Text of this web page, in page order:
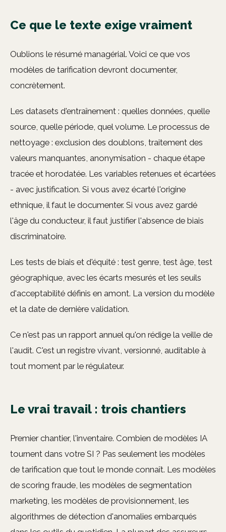
Ce que le texte exige vraiment
Oublions le résumé managérial. Voici ce que vos
modèles de tarification devront documenter,
concrètement.
Les datasets d'entraînement : quelles données, quelle
source, quelle période, quel volume. Le processus de
nettoyage : exclusion des doublons, traitement des
valeurs manquantes, anonymisation - chaque étape
tracée et horodatée. Les variables retenues et écartées
- avec justification. Si vous avez écarté l'origine
ethnique, il faut le documenter. Si vous avez gardé
l'âge du conducteur, il faut justifier l'absence de biais
discriminatoire.
Les tests de biais et d'équité : test genre, test âge, test
géographique, avec les écarts mesurés et les seuils
d'acceptabilité définis en amont. La version du modèle
et la date de dernière validation.
Ce n'est pas un rapport annuel qu'on rédige la veille de
l'audit. C'est un registre vivant, versionné, auditable à
tout moment par le régulateur.
Le vrai travail : trois chantiers
Premier chantier, l'inventaire. Combien de modèles IA
tournent dans votre SI ? Pas seulement les modèles
de tarification que tout le monde connaît. Les modèles
de scoring fraude, les modèles de segmentation
marketing, les modèles de provisionnement, les
algorithmes de détection d'anomalies embarqués